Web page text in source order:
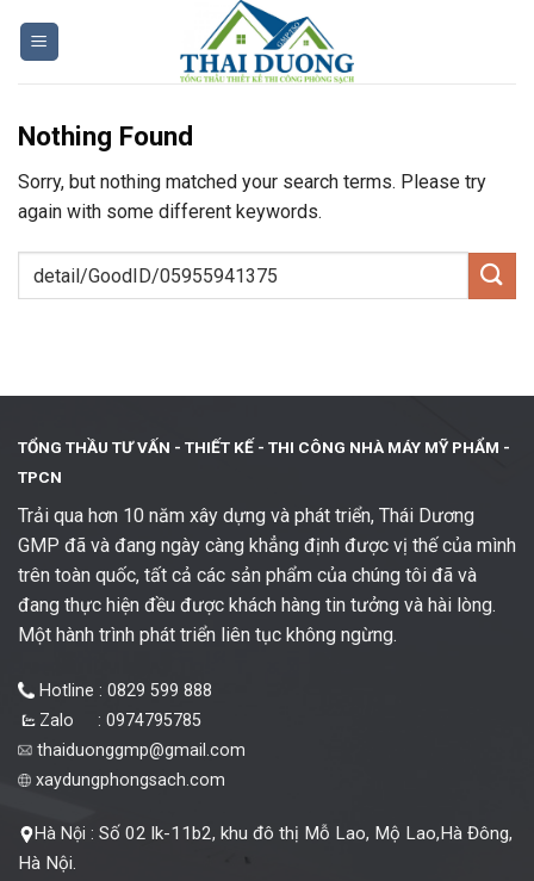
Nothing Found
Sorry, but nothing matched your search terms. Please try
again with some different keywords.
TỔNG THẦU TƯ VẤN - THIẾT KẾ - THI CÔNG NHÀ MÁY MỸ PHẨM -
TPCN
Trải qua hơn 10 năm xây dựng và phát triển, Thái Dương
GMP đã và đang ngày càng khẳng định được vị thế của mình
trên toàn quốc, tất cả các sản phẩm của chúng tôi đã và
đang thực hiện đều được khách hàng tin tưởng và hài lòng.
Một hành trình phát triển liên tục không ngừng.
Hotline : 0829 599 888
Zalo : 0974795785
thaiduonggmp@gmail.com
xaydungphongsach.com
Hà Nội : Số 02 lk-11b2, khu đô thị Mỗ Lao, Mộ Lao,Hà Đông,
Hà Nội.